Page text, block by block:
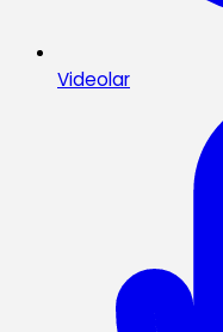
Videolar